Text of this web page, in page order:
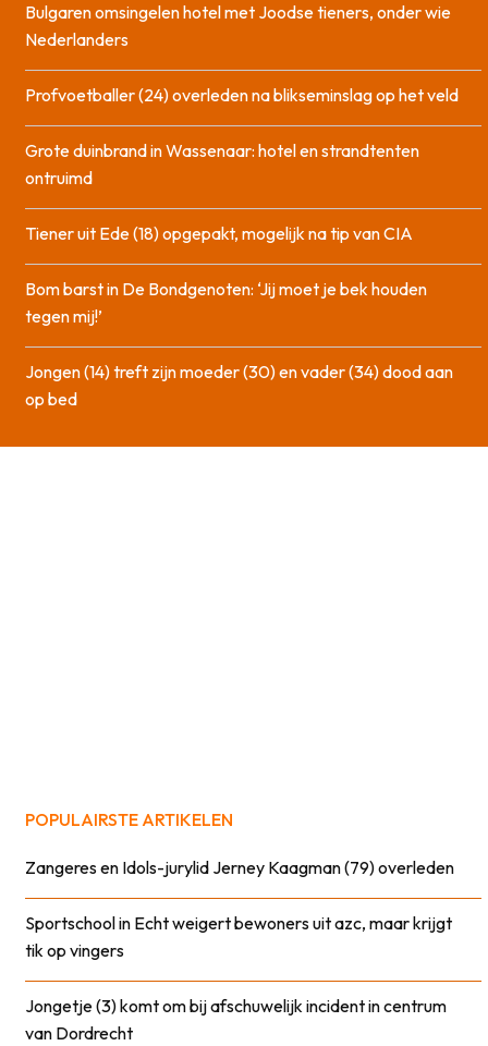
Bulgaren omsingelen hotel met Joodse tieners, onder wie
Nederlanders
Profvoetballer (24) overleden na blikseminslag op het veld
Grote duinbrand in Wassenaar: hotel en strandtenten
ontruimd
Tiener uit Ede (18) opgepakt, mogelijk na tip van CIA
Bom barst in De Bondgenoten: ‘Jij moet je bek houden
tegen mij!’
Jongen (14) treft zijn moeder (30) en vader (34) dood aan
op bed
POPULAIRSTE ARTIKELEN
Zangeres en Idols-jurylid Jerney Kaagman (79) overleden
Sportschool in Echt weigert bewoners uit azc, maar krijgt
tik op vingers
Jongetje (3) komt om bij afschuwelijk incident in centrum
van Dordrecht